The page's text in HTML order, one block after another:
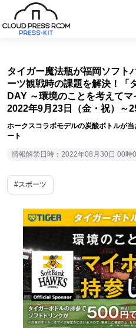
タイガー魔法瓶が福岡ソフト
ーツ観戦時の課題を解決！「
DAY ～環境のことを考えてマ
2022年9月23日（金・祝）～
ホークスコラボモデルの炭酸ボトルが
ート
情報解禁日時：2022年08月30日 00時
#スポーツ